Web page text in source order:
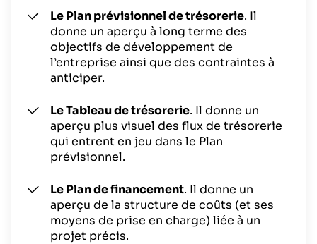
Le Plan prévisionnel de trésorerie. Il
donne un aperçu à long terme des
objectifs de développement de
l’entreprise ainsi que des contraintes à
anticiper.
Le Tableau de trésorerie. Il donne un
aperçu plus visuel des flux de trésorerie
qui entrent en jeu dans le Plan
prévisionnel.
Le Plan de financement. Il donne un
aperçu de la structure de coûts (et ses
moyens de prise en charge) liée à un
projet précis.